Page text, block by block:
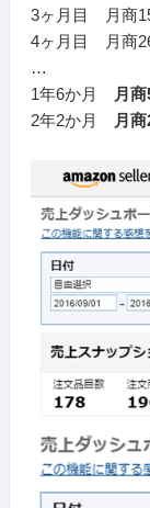
3ヶ月目 月商
4ヶ月目 月商
…
1年6か月
月
2年2か月
月